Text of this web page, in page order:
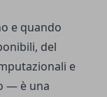
e quando
del
e
— è una